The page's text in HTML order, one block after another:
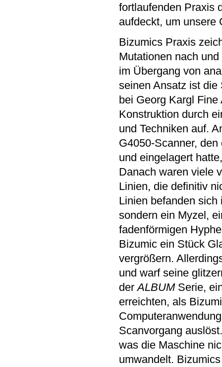
fortlaufenden Praxis
aufdeckt, um unsere
Bizumics Praxis
Mutationen nach
im Übergang von
seinen Ansatz ist
bei Georg Kargl
Konstruktion durch
und Techniken auf.
G4050-Scanner,
und eingelagert
Danach waren viele
Linien, die definitiv
Linien befanden
sondern ein Myzel,
fadenförmigen
Bizumic ein Stück
vergrößern.
und warf seine
derALBUMSerie,
erreichten, als
Scanvorgang
was die Maschine
umwandelt.